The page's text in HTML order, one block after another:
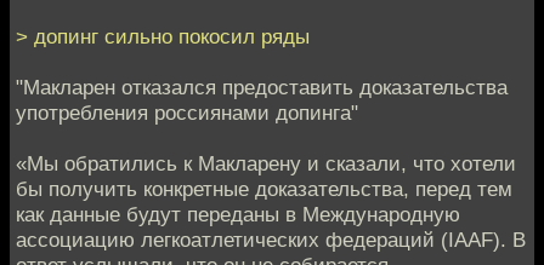
> допинг сильно покосил ряды
"Макларен отказался предоставить доказательства
употребления россиянами допинга"
«Мы обратились к Макларену и сказали, что хотели
бы получить конкретные доказательства, перед тем
как данные будут переданы в Международную
ассоциацию легкоатлетических федераций (IAAF). В